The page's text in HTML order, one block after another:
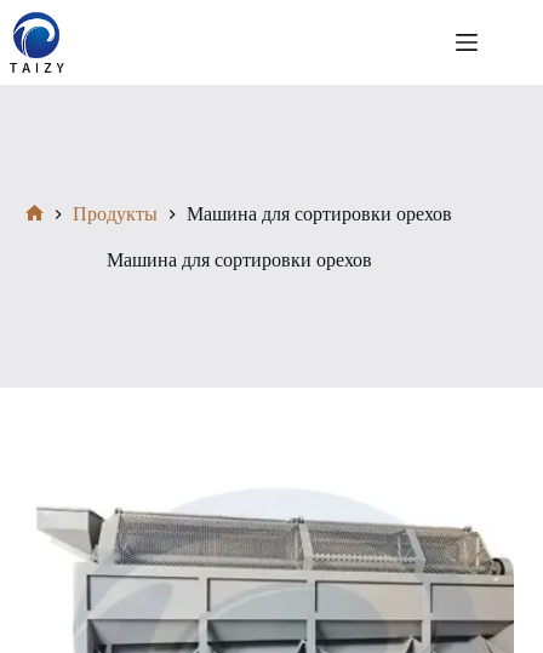
Перейти
сути
Продукты Машина для сортировки орехов
Машина для сортировки орехов